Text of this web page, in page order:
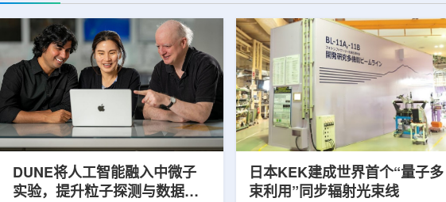
神病患者中，β-淀粉样蛋白阳性...
足靶向α疗法领域对高纯度...
DUNE将人工智能融入中微子
实验，提升粒子探测与数据处
日本KEK建成世界首个“量子多
束利用”同步辐射光束线